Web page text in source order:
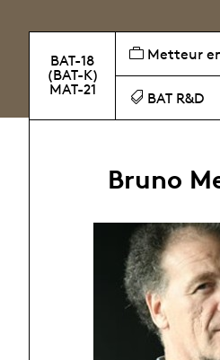
BAT-18
(BAT-K)
MAT-21
Metteur
BAT R&D
Bruno